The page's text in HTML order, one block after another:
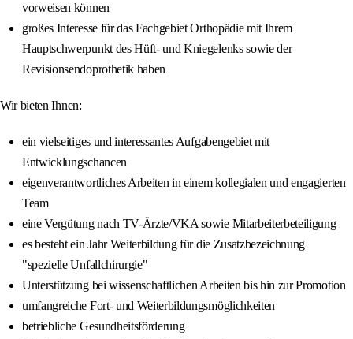
vorweisen können
großes Interesse für das Fachgebiet Orthopädie mit Ihrem
Hauptschwerpunkt des Hüft- und Kniegelenks sowie der
Revisionsendoprothetik haben
Wir bieten Ihnen:
ein vielseitiges und interessantes Aufgabengebiet mit
Entwicklungschancen
eigenverantwortliches Arbeiten in einem kollegialen und engagierten
Team
eine Vergütung nach TV-Ärzte/VKA sowie Mitarbeiterbeteiligung
es besteht ein Jahr Weiterbildung für die Zusatzbezeichnung
"spezielle Unfallchirurgie"
Unterstützung bei wissenschaftlichen Arbeiten bis hin zur Promotion
umfangreiche Fort- und Weiterbildungsmöglichkeiten
betriebliche Gesundheitsförderung